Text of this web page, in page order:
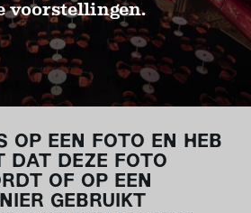
voorstellingen.
OP EEN FOTO EN HEB
DAT DEZE FOTO
OF OP EEN
GEBRUIKT